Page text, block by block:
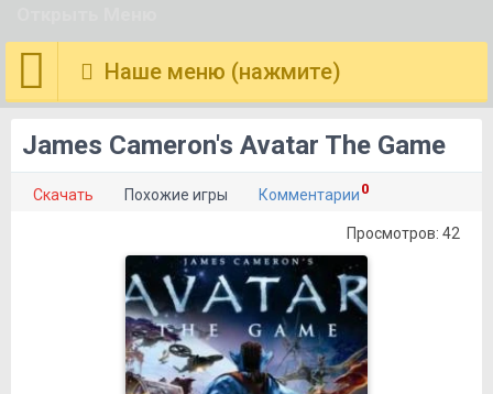
Наше меню (нажмите)
James Cameron's Avatar The Game
Скачать Похожие игры Комментарии 0
Просмотров: 42